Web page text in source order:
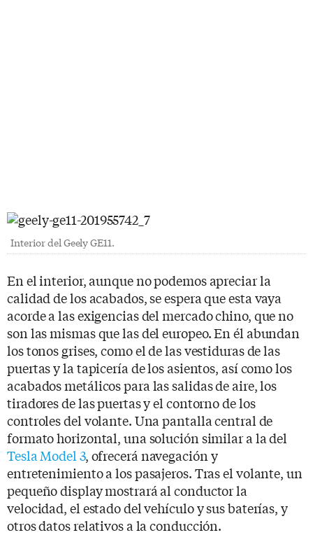
Interior del Geely GE11.
En el interior, aunque no podemos apreciar la
calidad de los acabados, se espera que esta vaya
acorde a las exigencias del mercado chino, que no
son las mismas que las del europeo. En él abundan
los tonos grises, como el de las vestiduras de las
puertas y la tapicería de los asientos, así como los
acabados metálicos para las salidas de aire, los
tiradores de las puertas y el contorno de los
controles del volante. Una pantalla central de
formato horizontal, una solución similar a la del
Tesla Model 3, ofrecerá navegación y
entretenimiento a los pasajeros. Tras el volante, un
pequeño display mostrará al conductor la
velocidad, el estado del vehículo y sus baterías, y
otros datos relativos a la conducción.